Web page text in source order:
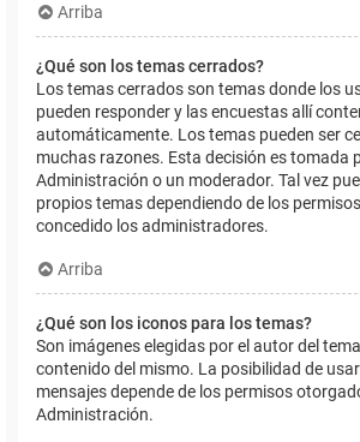
Arriba
¿Qué son los temas cerrados?
Los temas cerrados son temas donde los
pueden responder y las encuestas allí
automáticamente. Los temas pueden ser
muchas razones. Esta decisión es tomada
Administración o un moderador. Tal vez
propios temas dependiendo de los
concedido los administradores.
Arriba
¿Qué son los iconos para los temas?
Son imágenes elegidas por el autor del
contenido del mismo. La posibilidad de
mensajes depende de los permisos
Administración.